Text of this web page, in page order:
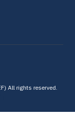
All rights reserved.